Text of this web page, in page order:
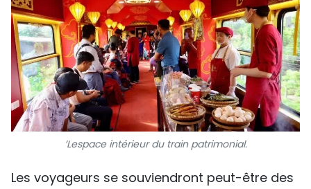
’Lespace intérieur du train patrimonial.
Les voyageurs se souviendront peut-être des